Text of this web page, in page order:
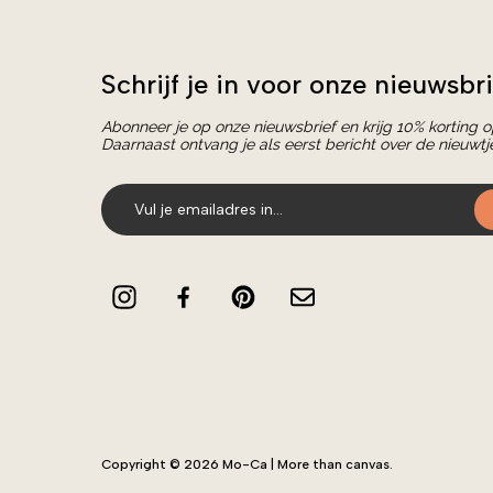
Schrijf je in voor onze
Abonneer je op onze nieuwsbrief en krijg 10% korting
Daarnaast ontvang je als eerst bericht over de
Copyright © 2026 Mo-Ca | More than canvas.